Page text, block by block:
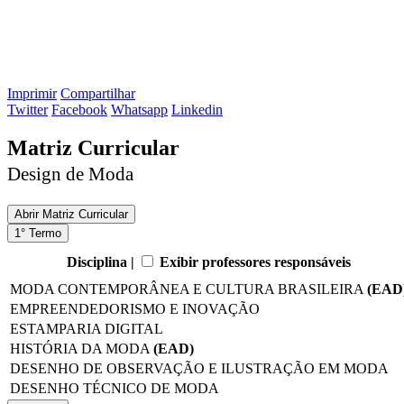
Imprimir Compartilhar
Twitter Facebook Whatsapp Linkedin
Matriz Curricular
Design de Moda
AbrirMatriz Curricular
1° Termo
Disciplina |
Exibir professores responsáveis
MODA CONTEMPORÂNEA E CULTURA BRASILEIRA
EMPREENDEDORISMO E INOVAÇÃO
ESTAMPARIA DIGITAL
HISTÓRIA DA MODA (EAD)
DESENHO DE OBSERVAÇÃO E ILUSTRAÇÃO EM MODA
DESENHO TÉCNICO DE MODA